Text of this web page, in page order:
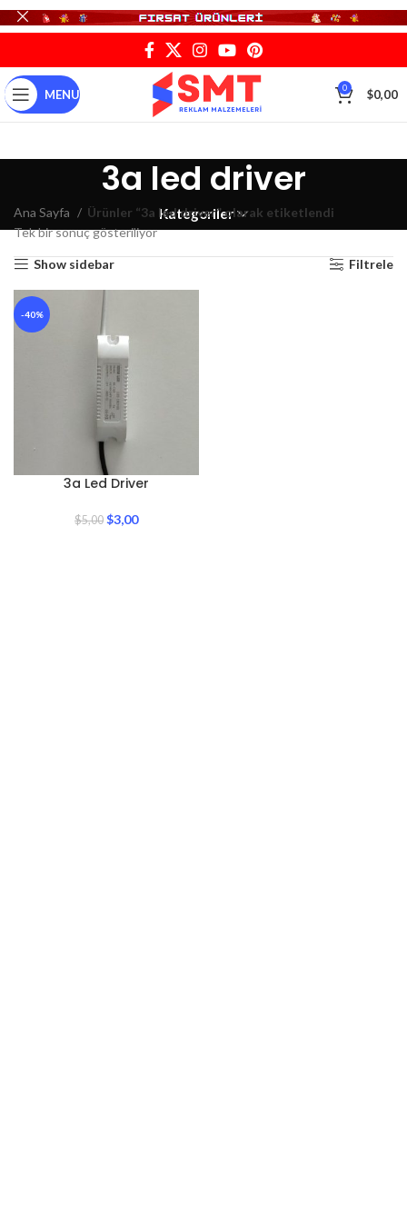
MENU 0 $0,00
3a led driver
Kategoriler
Ana Sayfa
Ürünler “3a led driver” olarak etiketlendi
Tek bir sonuç gösteriliyor
Show sidebar Filtrele
-40%
3a Led Driver
$5,00 $3,00